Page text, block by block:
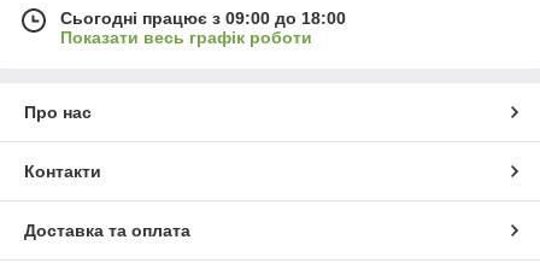
Сьогодні працює з 09:00 до 18:00
Показати весь графік роботи
Про нас
Контакти
Доставка та оплата